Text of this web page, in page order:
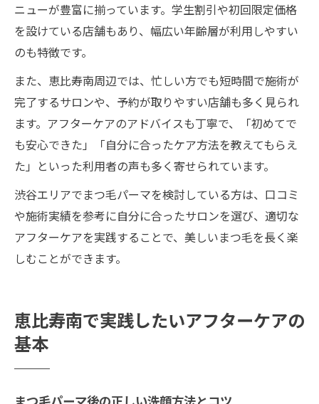
ニューが豊富に揃っています。学生割引や初回限定価格
を設けている店舗もあり、幅広い年齢層が利用しやすい
のも特徴です。
また、恵比寿南周辺では、忙しい方でも短時間で施術が
完了するサロンや、予約が取りやすい店舗も多く見られ
ます。アフターケアのアドバイスも丁寧で、「初めてで
も安心できた」「自分に合ったケア方法を教えてもらえ
た」といった利用者の声も多く寄せられています。
渋谷エリアでまつ毛パーマを検討している方は、口コミ
や施術実績を参考に自分に合ったサロンを選び、適切な
アフターケアを実践することで、美しいまつ毛を長く楽
しむことができます。
恵比寿南で実践したいアフターケアの
基本